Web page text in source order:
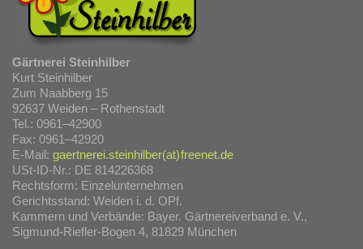
Zimmerpflanzen
Balkonpflanzen
Pflanzen für den Garten
Grabpflege / Grabbepflanzung
Erden & Dünger
Pflanzgefäße & Terracotta
Pflanzenschutz
Gärtnerei Steinhilber
Kurt Steinhilber
Zum Naabberg 15
92637 Weiden – Rothenstadt
Tel.: 0961–42900
Fax: 0961–42920
E-Mail: gaertnerei.steinhilber(at)freenet.de
USt-ID-Nr.: DE 814226368
Rechtsform: Einzelunternehmen
Gerichtsstand: Weiden i. d. OPf.
Kammern und Verbände: Bayer. Gärtnereiverband e. V.,
Sigmund-Riefler-Bogen 4, 81829 München